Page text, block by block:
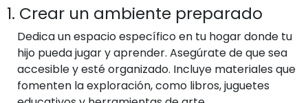
1. Crear un ambiente preparado
Dedica un espacio específico en tu hogar donde tu
hijo pueda jugar y aprender. Asegúrate de que sea
accesible y esté organizado. Incluye materiales que
fomenten la exploración, como libros, juguetes